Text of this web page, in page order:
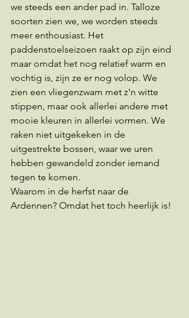
we steeds een ander pad in. Talloze
soorten zien we, we worden steeds
meer enthousiast. Het
paddenstoelseizoen raakt op zijn eind
maar omdat het nog relatief warm en
vochtig is, zijn ze er nog volop. We
zien een vliegenzwam met z'n witte
stippen, maar ook allerlei andere met
mooie kleuren in allerlei vormen. We
raken niet uitgekeken in de
uitgestrekte bossen, waar we uren
hebben gewandeld zonder iemand
tegen te komen.
Waarom in de herfst naar de
Ardennen? Omdat het toch heerlijk is!